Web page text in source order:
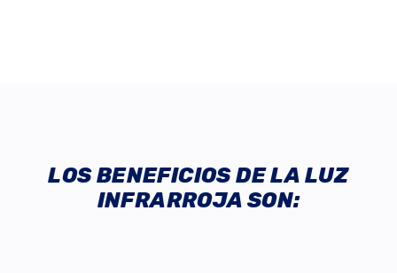
LOS BENEFICIOS DE LA LUZ
INFRARROJA SON: